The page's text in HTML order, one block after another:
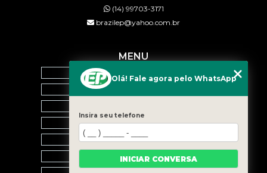
(14) 99703-3171
brazilep@yahoo.com.br
MENU
HOME
BLOG
CONTATO
CATEGORIAS
Olá! Fale agora pelo WhatsApp
Insira seu telefone
INICIAR CONVERSA